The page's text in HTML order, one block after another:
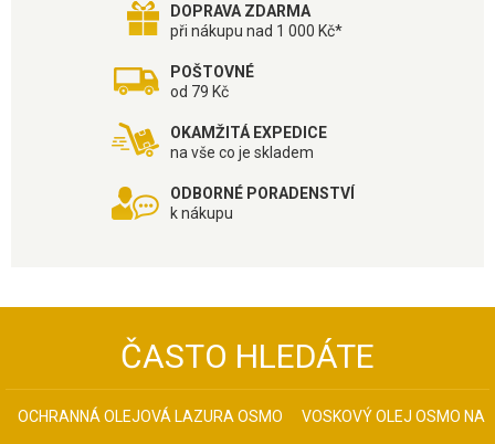
DOPRAVA ZDARMA
při nákupu nad 1 000 Kč*
POŠTOVNÉ
od 79 Kč
OKAMŽITÁ EXPEDICE
na vše co je skladem
ODBORNÉ PORADENSTVÍ
k nákupu
ČASTO HLEDÁTE
OCHRANNÁ OLEJOVÁ LAZURA OSMO VOSKOVÝ OLEJ OSMO NA